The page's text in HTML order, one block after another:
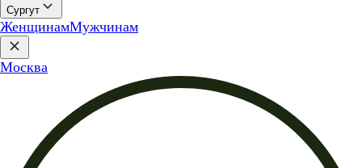
Сургут
ЖенщинамМужчинам
Москва